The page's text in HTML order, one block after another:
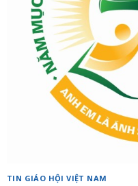
TIN GIÁO HỘI VIỆT NAM